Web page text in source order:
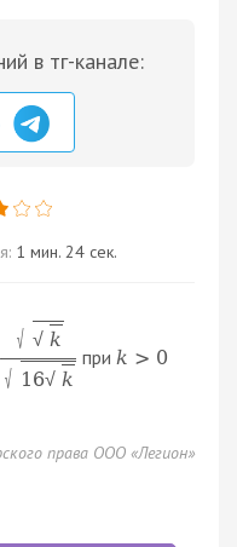
в тг-канале:
1 мин. 24 сек.
√ √ k
√ 16√ k
при k > 0
права ООО «Легион»